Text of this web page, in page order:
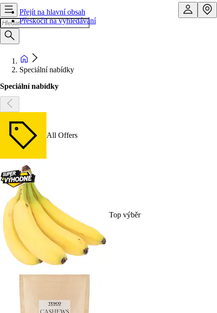
Přejít na hlavní obsah
Přeskočit na vyhledávání
Speciální nabídky
Speciální nabídky
All Offers
Top výběr